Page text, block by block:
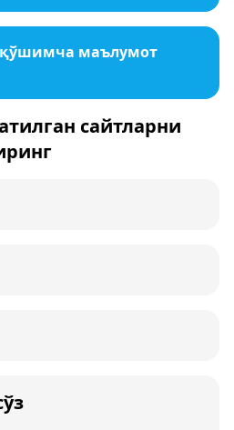
қўшимча маълумот
сайтларни